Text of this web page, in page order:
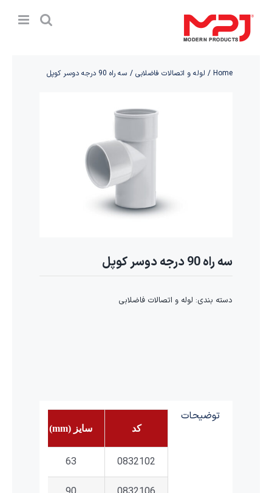
content
Home لوله و اتصالات فاضلابی سه راه 90 درجه دوسر کوپل
سه راه 90 درجه دوسر کوپل
دسته بندی: لوله و اتصالات فاضلابی
توضیحات
کد سایز (mm)
0832102
63